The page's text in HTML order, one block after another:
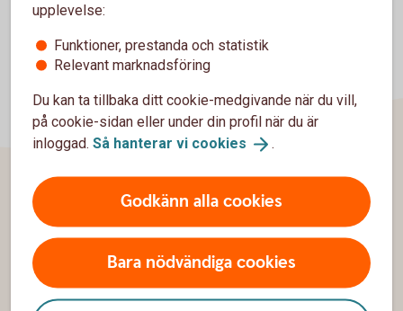
upplevelse:
Funktioner, prestanda och statistik
Relevant marknadsföring
Du kan ta tillbaka ditt cookie-medgivande när du vill,
på cookie-sidan eller under din profil när du är
inloggad. Så hanterar vi cookies .
Godkänn alla cookies
Bara nödvändiga cookies
Sidfot
Hitta snabbt
Kundservice
Spärrhjälp